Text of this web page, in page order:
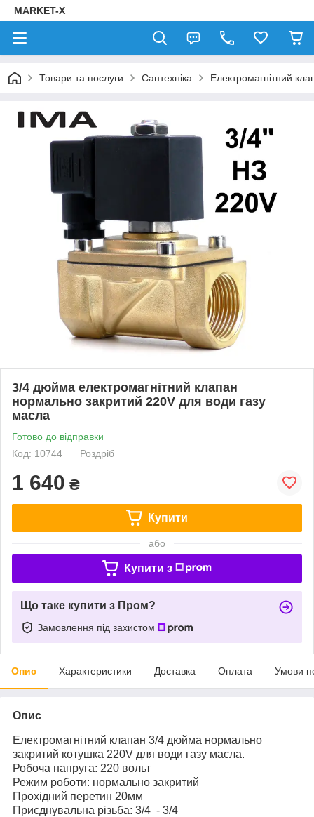
MARKET-X
Товари та послуги Сантехніка Електромагнітний
3/4 дюйма електромагнітний клапан
нормально закритий 220V для води газу
масла
Готово до відправки
Код: 10744
Роздріб
1 640 ₴
Купити
або
Купити з
Що таке купити з Пром?
Замовлення під захистом
Опис Характеристики Доставка Оплата Умови
Опис
Електромагнітний клапан 3/4 дюйма нормально
закритий котушка 220V для води газу масла.
Робоча напруга: 220 вольт
Режим роботи: нормально закритий
Прохідний перетин 20мм
Приєднувальна різьба: 3/4 - 3/4